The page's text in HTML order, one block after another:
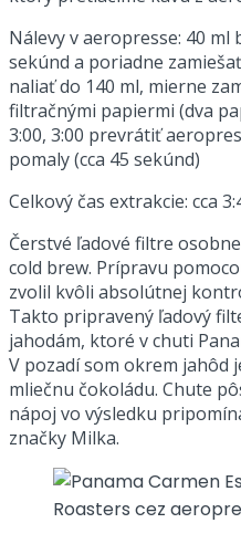
Nálevy v aeropresse: 40
sekúnd a poriadne
naliať do 140 ml, mierne
filtračnými papiermi (dva
3:00, 3:00 prevrátiť
pomaly (cca 45 sekúnd)
Celkový čas extrakcie: cca
Čerstvé ľadové filtre
cold brew. Prípravu
zvolil kvôli absolútnej
Takto pripravený ľadový
jahodám, ktoré v chuti
V pozadí som okrem jahôd
mliečnu čokoládu. Chute
nápoj vo výsledku
značky Milka.